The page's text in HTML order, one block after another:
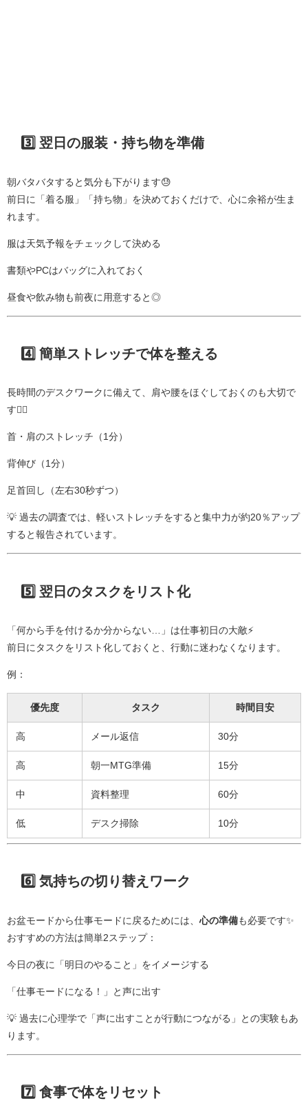
3️⃣ 翌日の服装・持ち物を準備
朝バタバタすると気分も下がります😓
前日に「着る服」「持ち物」を決めておくだけで、心に余裕が生ま
れます。
服は天気予報をチェックして決める
書類やPCはバッグに入れておく
昼食や飲み物も前夜に用意すると◎
4️⃣ 簡単ストレッチで体を整える
長時間のデスクワークに備えて、肩や腰をほぐしておくのも大切で
す🧘‍♀️
首・肩のストレッチ（1分）
背伸び（1分）
足首回し（左右30秒ずつ）
💡 過去の調査では、軽いストレッチをすると集中力が約20％アップ
すると報告されています。
5️⃣ 翌日のタスクをリスト化
「何から手を付けるか分からない…」は仕事初日の大敵⚡
前日にタスクをリスト化しておくと、行動に迷わなくなります。
例：
優先度 タスク 時間目安
高 メール返信 30分
高 朝一MTG準備 15分
中 資料整理 60分
低 デスク掃除 10分
6️⃣ 気持ちの切り替えワーク
お盆モードから仕事モードに戻るためには、 心の準備も必要です✨
おすすめの方法は簡単2ステップ：
今日の夜に「明日のやること」をイメージする
「仕事モードになる！」と声に出す
💡 過去に心理学で「声に出すことが行動につながる」との実験もあ
ります。
7️⃣ 食事で体をリセット